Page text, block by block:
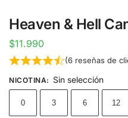
Heaven & Hell
$11.990
(6reseñas de
NICOTINA: Sin selección
0 3 6 12